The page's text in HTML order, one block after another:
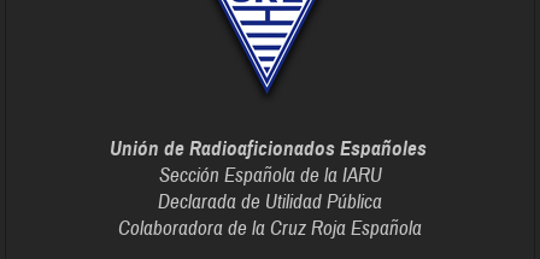
Unión de Radioaficionados Españoles
Sección Española de la IARU
Declarada de Utilidad Pública
Colaboradora de la Cruz Roja Española